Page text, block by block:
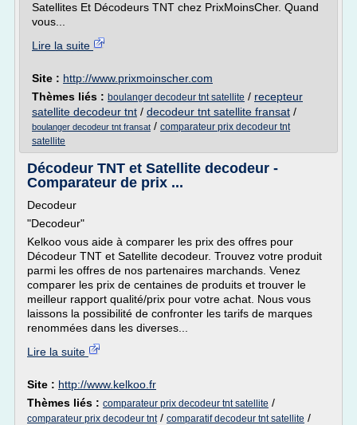
Satellites Et Décodeurs TNT chez PrixMoinsCher. Quand
vous...
Lire la suite
Site : http://www.prixmoinscher.com
Thèmes liés : boulanger decodeur tnt satellite / recepteur
satellite decodeur tnt / decodeur tnt satellite fransat /
boulanger decodeur tnt fransat / comparateur prix decodeur tnt
satellite
Décodeur TNT et Satellite decodeur -
Comparateur de prix ...
Decodeur
"Decodeur"
Kelkoo vous aide à comparer les prix des offres pour
Décodeur TNT et Satellite decodeur. Trouvez votre produit
parmi les offres de nos partenaires marchands. Venez
comparer les prix de centaines de produits et trouver le
meilleur rapport qualité/prix pour votre achat. Nous vous
laissons la possibilité de confronter les tarifs de marques
renommées dans les diverses...
Lire la suite
Site : http://www.kelkoo.fr
Thèmes liés : comparateur prix decodeur tnt satellite /
comparateur prix decodeur tnt/ comparatif decodeur tnt satellite /